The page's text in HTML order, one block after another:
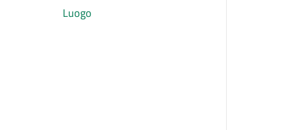
Luogo